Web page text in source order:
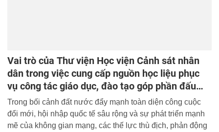
Vai trò của Thư viện Học viện Cảnh sát nhân
dân trong việc cung cấp nguồn học liệu phục
vụ công tác giáo dục, đào tạo góp phần đấu
tranh, phản bác các thế lực thù địch trong tình
hình mới
Trong bối cảnh đất nước đẩy mạnh toàn diện công cuộc
đổi mới, hội nhập quốc tế sâu rộng và sự phát triển mạnh
mẽ của không gian mạng, các thế lực thù địch, phản động